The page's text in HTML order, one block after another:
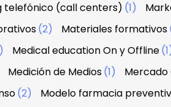
telefónico (call centers) (1)
(2) Materiales formativos
Medical education On y Offline
Medición de Medios(1)
Mercado
(2) Modelo farmacia